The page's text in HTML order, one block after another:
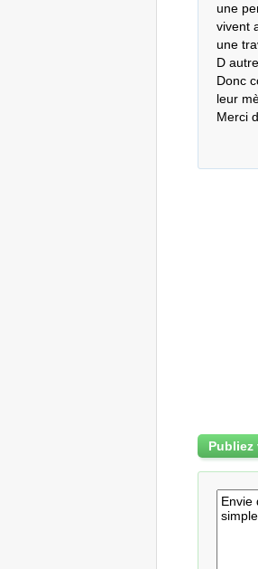
une
vivent
une
D
Donc
leur
Merci
Publiez